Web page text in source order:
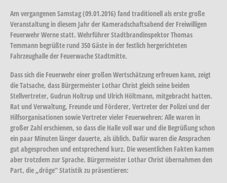
Am vergangenen Samstag (09.01.2016) fand traditionell als erste große
Veranstaltung in diesem Jahr der Kameradschaftsabend der Freiwilligen
Feuerwehr Werne statt. Wehrführer Stadtbrandinspektor Thomas
Temmann begrüßte rund 350 Gäste in der festlich hergerichteten
Fahrzeughalle der Feuerwache Stadtmitte.
Dass sich die Feuerwehr einer großen Wertschätzung erfreuen kann, zeigt
die Tatsache, dass Bürgermeister Lothar Christ gleich seine beiden
Stellvertreter, Gudrun Holtrup und Ulrich Höltmann, mitgebracht hatten.
Rat und Verwaltung, Freunde und Förderer, Vertreter der Polizei und der
Hilfsorganisationen sowie Vertreter vieler Feuerwehren: Alle waren in
großer Zahl erschienen, so dass die Halle voll war und die Begrüßung schon
ein paar Minuten länger dauerte, als üblich. Dafür waren die Ansprachen
gut abgesprochen und entsprechend kurz. Die wesentlichen Fakten kamen
aber trotzdem zur Sprache. Bürgermeister Lothar Christ übernahmen den
Part, die „dröge“ Statistik zu präsentieren: